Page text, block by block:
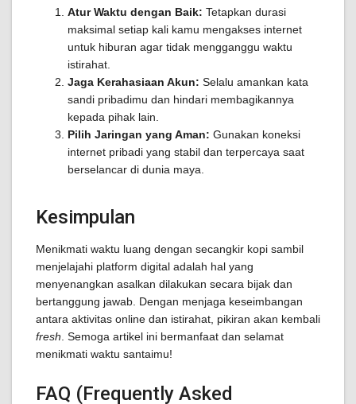
Atur Waktu dengan Baik: Tetapkan durasi
maksimal setiap kali kamu mengakses internet
untuk hiburan agar tidak mengganggu waktu
istirahat.
Jaga Kerahasiaan Akun: Selalu amankan kata
sandi pribadimu dan hindari membagikannya
kepada pihak lain.
Pilih Jaringan yang Aman: Gunakan koneksi
internet pribadi yang stabil dan terpercaya saat
berselancar di dunia maya.
Kesimpulan
Menikmati waktu luang dengan secangkir kopi sambil
menjelajahi platform digital adalah hal yang
menyenangkan asalkan dilakukan secara bijak dan
bertanggung jawab. Dengan menjaga keseimbangan
antara aktivitas online dan istirahat, pikiran akan kembali
fresh . Semoga artikel ini bermanfaat dan selamat
menikmati waktu santaimu!
FAQ (Frequently Asked